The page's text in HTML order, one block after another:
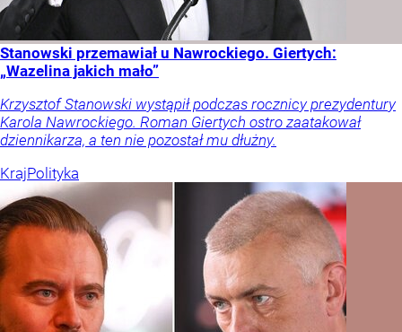
Stanowski przemawiał u Nawrockiego. Giertych:
„Wazelina jakich mało”
Krzysztof Stanowski wystąpił podczas rocznicy prezydentury
Karola Nawrockiego. Roman Giertych ostro zaatakował
dziennikarza, a ten nie pozostał mu dłużny.
KrajPolityka